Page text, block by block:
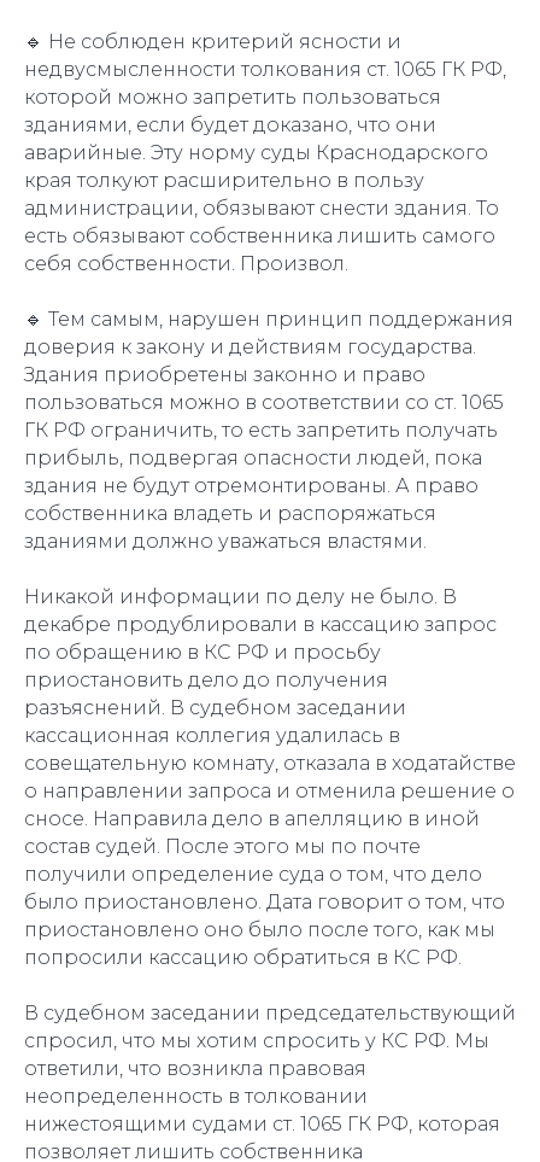
🔹️ Не соблюден критерий ясности и
недвусмысленности толкования ст. 1065 ГК РФ,
которой можно запретить пользоваться
зданиями, если будет доказано, что они
аварийные. Эту норму суды Краснодарского
края толкуют расширительно в пользу
администрации, обязывают снести здания. То
есть обязывают собственника лишить самого
себя собственности. Произвол.
🔹️ Тем самым, нарушен принцип поддержания
доверия к закону и действиям государства.
Здания приобретены законно и право
пользоваться можно в соответствии со ст. 1065
ГК РФ ограничить, то есть запретить получать
прибыль, подвергая опасности людей, пока
здания не будут отремонтированы. А право
собственника владеть и распоряжаться
зданиями должно уважаться властями.
Никакой информации по делу не было. В
декабре продублировали в кассацию запрос
по обращению в КС РФ и просьбу
приостановить дело до получения
разъяснений. В судебном заседании
кассационная коллегия удалилась в
совещательную комнату, отказала в ходатайстве
о направлении запроса и отменила решение о
сносе. Направила дело в апелляцию в иной
состав судей. После этого мы по почте
получили определение суда о том, что дело
было приостановлено. Дата говорит о том, что
приостановлено оно было после того, как мы
попросили кассацию обратиться в КС РФ.
В судебном заседании председательствующий
спросил, что мы хотим спросить у КС РФ. Мы
ответили, что возникла правовая
неопределенность в толковании
нижестоящими судами ст. 1065 ГК РФ, которая
позволяет лишить собственника